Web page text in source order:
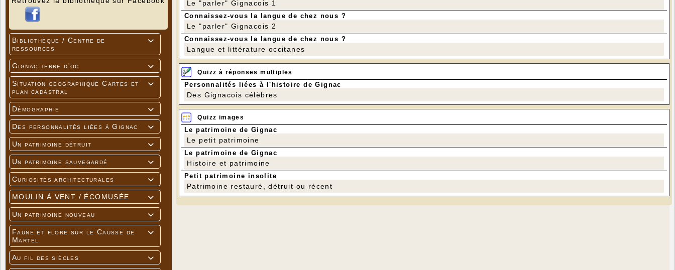

Bibliothèque / Centre de
ressources

Gignac terre d'oc

Situation géographique Cartes et
plan cadastral

Démographie

Des personnalités liées à Gignac

Un patrimoine détruit

Un patrimoine sauvegardé

Curiosités architecturales

MOULIN À VENT / ÉCOMUSÉE

Un patrimoine nouveau

Faune et flore sur le Causse de
Martel

Au fil des siècles
Le "parler" Gignacois 1
Connaissez-vous la langue de chez nous ?
Le "parler" Gignacois 2
Connaissez-vous la langue de chez nous ?
Langue et littérature occitanes
Quizz à réponses multiples
Personnalités liées à l'histoire de Gignac
Des Gignacois célèbres
Quizz images
Le patrimoine de Gignac
Le petit patrimoine
Le patrimoine de Gignac
Histoire et patrimoine
Petit patrimoine insolite
Patrimoine restauré, détruit ou récent